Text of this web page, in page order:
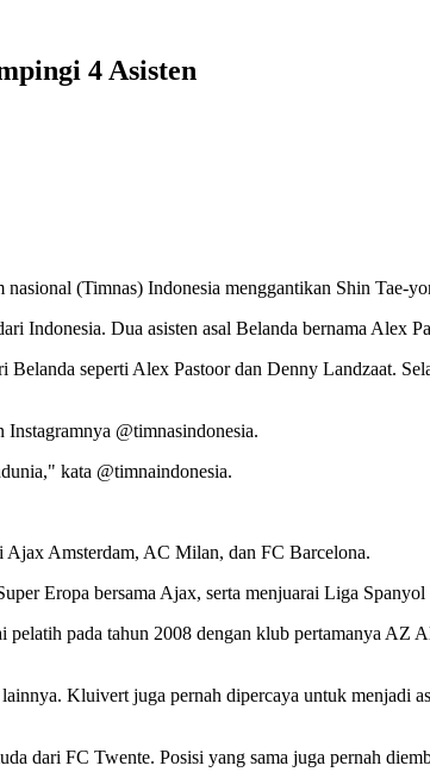
4 Asisten
(Timnas) Indonesia menggantikan Shin Tae-
Indonesia. Dua asisten asal Belanda bernama Alex
seperti Alex Pastoor dan Denny Landzaat.
@timnasindonesia.
kata @timnaindonesia.
Ajax Amsterdam, AC Milan, dan FC Barcelona.
Eropa bersama Ajax, serta menjuarai Liga Spanyol
pada tahun 2008 dengan klub pertamanya AZ
Kluivert juga pernah dipercaya untuk menjadi
dari FC Twente. Posisi yang sama juga pernah